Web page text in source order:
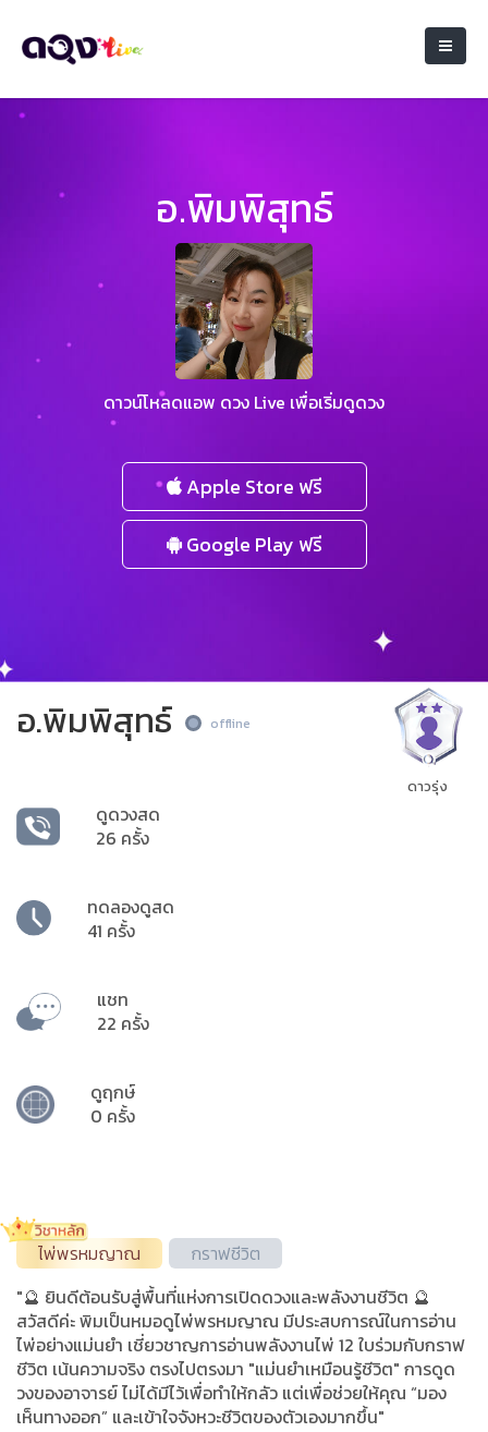
อ.พิมพิสุทธ์
ดาวน์โหลดแอพ ดวง Live เพื่อเริ่มดูดวง
Apple Store ฟรี
Google Play ฟรี
อ.พิมพิสุทธ์ offline
ดูดวงสด
26 ครั้ง
ทดลองดูสด
41 ครั้ง
แชท
22 ครั้ง
ดูฤกษ์
0 ครั้ง
ดาวรุ่ง
ไพ่พรหมญาณ
กราฟชีวิต
"🔮 ยินดีต้อนรับสู่พื้นที่แห่งการเปิดดวงและพลังงานชีวิต 🔮
สวัสดีค่ะ พิมเป็นหมอดูไพ่พรหมญาณ มีประสบการณ์ในการอ่าน
ไพ่อย่างแม่นยำ เชี่ยวชาญการอ่านพลังงานไพ่ 12 ใบร่วมกับกราฟ
ชีวิต เน้นความจริง ตรงไปตรงมา "แม่นยำเหมือนรู้ชีวิต" การดูด
วงของอาจารย์ ไม่ได้มีไว้เพื่อทำให้กลัว แต่เพื่อช่วยให้คุณ “มอง
เห็นทางออก” และเข้าใจจังหวะชีวิตของตัวเองมากขึ้น"